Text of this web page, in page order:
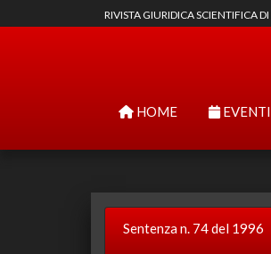
RIVISTA GIURIDICA SCIENTIFICA DI
HOME EVENTI
Sentenza n. 74 del 1996